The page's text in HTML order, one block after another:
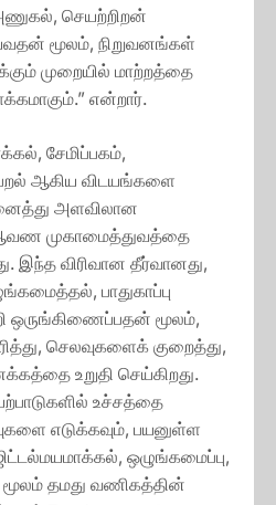
செயற்றிறன்
மூலம், நிறுவனங்கள்
முறையில் மாற்றத்தை
என்றார்.
சேமிப்பகம்,
ஆகிய விடயங்களை
அளவிலான
முகாமைத்துவத்தை
இந்த விரிவான தீர்வானது,
பாதுகாப்பு
மூலம்,
செலவுகளைக் குறைத்து,
உறுதி செய்கிறது.
உச்சத்தை
எடுக்கவும், பயனுள்ள
ஒழுங்கமைப்பு,
மூலம் தமது வணிகத்தின்